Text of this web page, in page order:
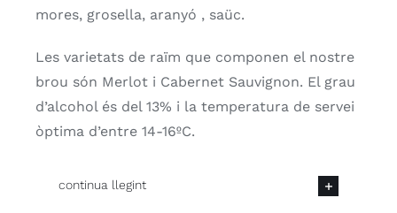
mores, grosella, aranyó , saüc.
Les varietats de raïm que componen el nostre
brou són Merlot i Cabernet Sauvignon. El grau
d’alcohol és del 13% i la temperatura de servei
òptima d’entre 14-16ºC.
continua llegint